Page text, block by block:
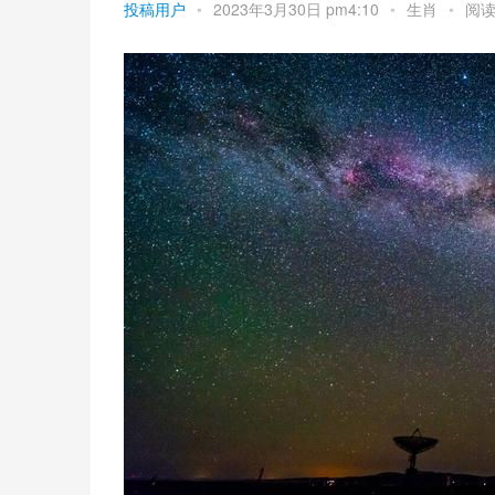
投稿用户 • 2023年3月30日 pm4:10 • 生肖 • 阅